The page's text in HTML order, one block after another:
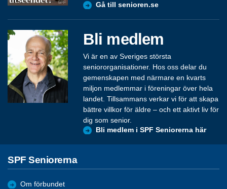
Gå till senioren.se
Bli medlem
Vi är en av Sveriges största
seniororganisationer. Hos oss delar du
gemenskapen med närmare en kvarts
miljon medlemmar i föreningar över hela
landet. Tillsammans verkar vi för att skapa
bättre villkor för äldre – och ett aktivt liv för
dig som senior.
Bli medlem i SPF Seniorerna här
SPF Seniorerna
Om förbundet